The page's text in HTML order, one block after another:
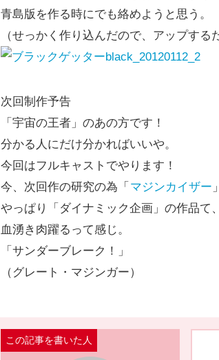
青島版を作る時にでも絡めようと思う。
（せっかく作り込んだので、アップする
次回制作予告
「宇宙の王者」のあの方です！
分かる人にだけ分かればいいや。
今回はフルキャストでやります！
今、次回作の研究の為「 マジンカイザー
やっぱり「ダイナミック企画」の作品て
血湧き肉躍るって感じ。
「サンダーブレーク！」
（グレート・マジンガー）